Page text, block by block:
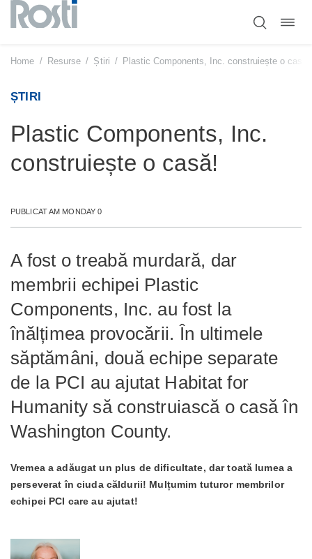
Sari
conținut
Home / Resurse / Știri / Plastic Components, Inc. construiește o casă!
ȘTIRI
Plastic Components, Inc.
construiește o casă!
PUBLICAT AM MONDAY 0
A fost o treabă murdară, dar
membrii echipei Plastic
Components, Inc. au fost la
înălțimea provocării. În ultimele
săptămâni, două echipe separate
de la PCI au ajutat Habitat for
Humanity să construiască o casă în
Washington County.
Vremea a adăugat un plus de dificultate, dar toată lumea a
perseverat în ciuda căldurii! Mulțumim tuturor membrilor
echipei PCI care au ajutat!